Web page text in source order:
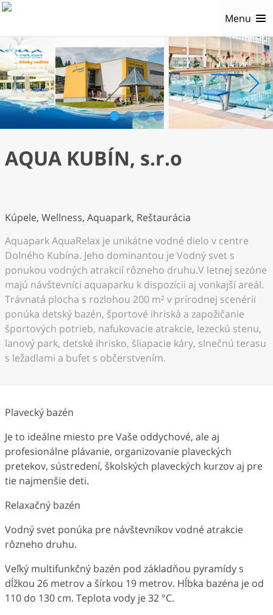
Menu
1 2 3 4
AQUA KUBÍN, s.r.o
Kúpele, Wellness, Aquapark, Reštaurácia
Aquapark AquaRelax je unikátne vodné dielo v centre
Dolného Kubína. Jeho dominantou je Vodný svet s
ponukou vodných atrakcií rôzneho druhu.V letnej sezóne
majú návštevníci aquaparku k dispozícii aj vonkajší areál.
Trávnatá plocha s rozlohou 200 m² v prírodnej scenérii
ponúka detský bazén, športové ihriská a zapožičanie
športových potrieb, nafukovacie atrakcie, lezeckú stenu,
lanový park, detské ihrisko, šliapacie káry, slnečnú terasu
s ležadlami a bufet s občerstvením.
Plavecký bazén
Je to ideálne miesto pre Vaše oddychové, ale aj
profesionálne plávanie, organizovanie plaveckých
pretekov, sústredení, školských plaveckých kurzov aj pre
tie najmenšie deti.
Relaxačný bazén
Vodný svet ponúka pre návštevníkov vodné atrakcie
rôzneho druhu.
Veľký multifunkčný bazén pod základňou pyramídy s
dĺžkou 26 metrov a šírkou 19 metrov. Hĺbka bazéna je od
110 do 130 cm. Teplota vody je 32 °C.